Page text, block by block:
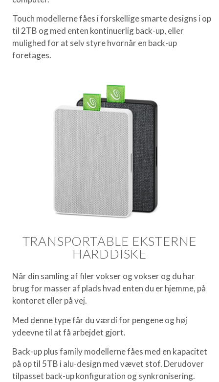
Touch modellerne fåes i forskellige smarte designs i op
til 2TB og med enten kontinuerlig back-up, eller
mulighed for at selv styre hvornår en back-up
foretages.
TRANSPORTABLE EKSTERNE
HARDDISKE
Når din samling af filer vokser og vokser og du har
brug for masser af plads hvad enten du er hjemme, på
kontoret eller på vej.
Med denne type får du værdi for pengene og høj
ydeevne til at få arbejdet gjort.
Back-up plus family modellerne fåes med en kapacitet
på op til 5TB i alu-design med vævet stof. Derudover
tilpasset back-up konfiguration og synkronisering.